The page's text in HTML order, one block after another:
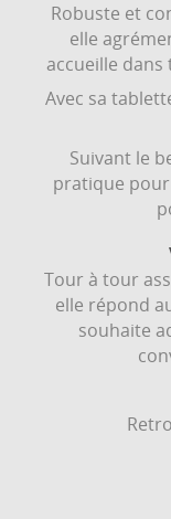
Robuste et
elle
accueille dans
Avec sa
Suivant le
pratique
Tour à tour
elle répond
souhaite